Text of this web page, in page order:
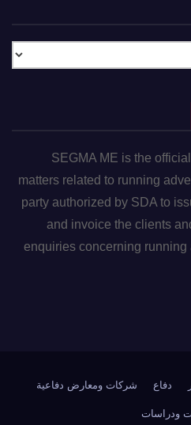
SEGMA ME is the
matters related to running
party authorized by SDA to
and invoice the clients
enquiries concerning
دفاع شركات ومعارض دفاعية
ودراسات